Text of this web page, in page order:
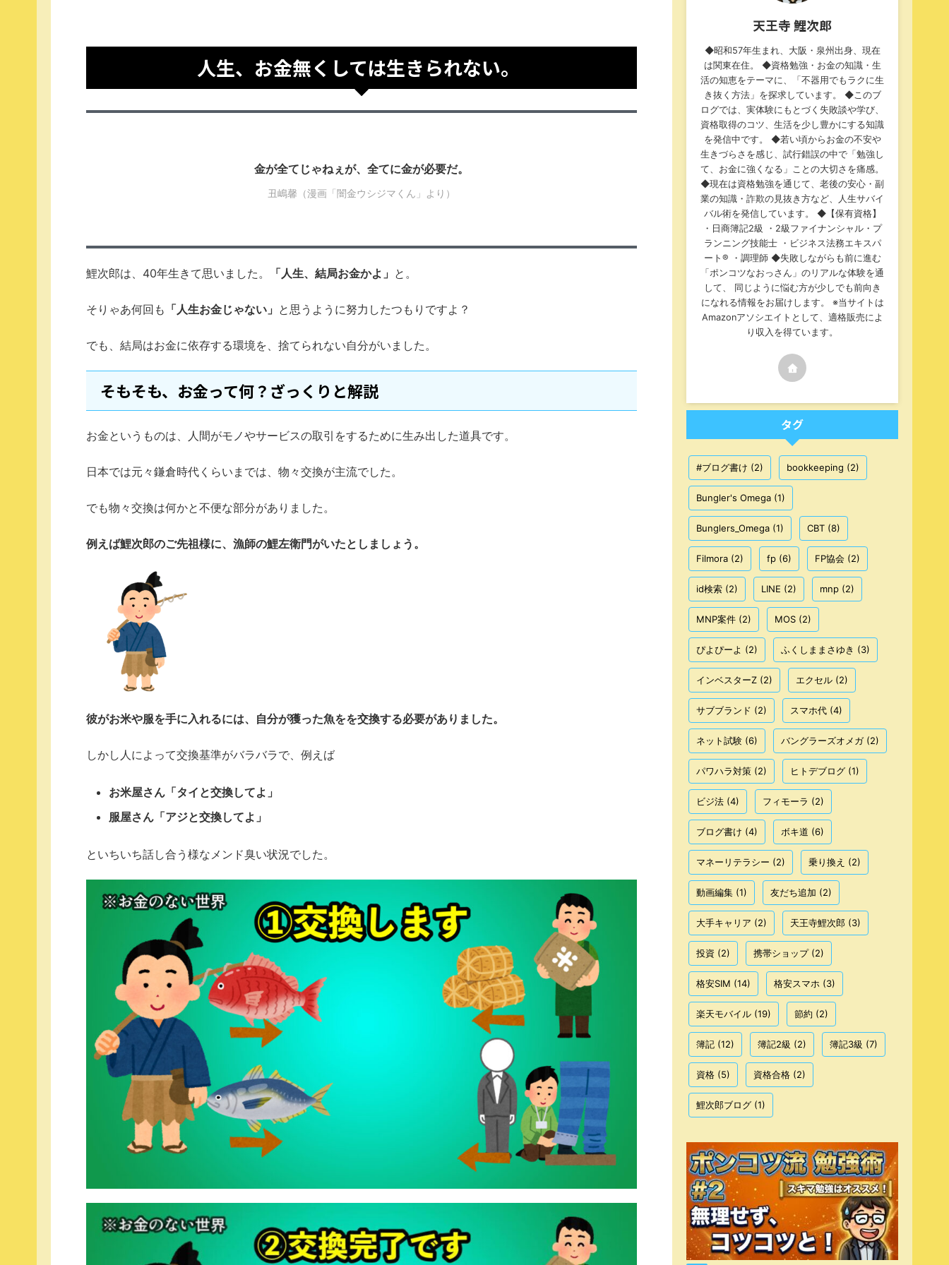
人生、お金無くしては生きられない。
金が全てじゃねぇが、全てに金が必要だ。
丑嶋馨（漫画「闇金ウシジマくん」より）
鯉次郎は、40年生きて思いました。 「人生、結局お金かよ」 と。
そりゃあ何回も 「人生お金じゃない」 と思うように努力したつもりですよ？
でも、結局はお金に依存する環境を、捨てられない自分がいました。
そもそも、お金って何？ざっくりと解説
お金というものは、人間がモノやサービスの取引をするために生み出した道具です。
日本では元々鎌倉時代くらいまでは、物々交換が主流でした。
でも物々交換は何かと不便な部分がありました。
例えば鯉次郎のご先祖様に、漁師の鯉左衛門がいたとしましょう。
彼がお米や服を手に入れるには、自分が獲った魚をを交換する必要がありました。
しかし人によって交換基準がバラバラで、例えば
お米屋さん「タイと交換してよ」
服屋さん「アジと交換してよ」
といちいち話し合う様なメンド臭い状況でした。
天王寺 鯉次郎
◆昭和57年生まれ、大阪・泉州出身、現在
は関東在住。 ◆資格勉強・お金の知識・生
活の知恵をテーマに、「不器用でもラクに生
き抜く方法」を探求しています。 ◆このブ
ログでは、実体験にもとづく失敗談や学び、
資格取得のコツ、生活を少し豊かにする知識
を発信中です。 ◆若い頃からお金の不安や
生きづらさを感じ、試行錯誤の中で「勉強し
て、お金に強くなる」ことの大切さを痛感。
◆現在は資格勉強を通じて、老後の安心・副
業の知識・詐欺の見抜き方など、人生サバイ
バル術を発信しています。 ◆【保有資格】
・日商簿記2級 ・2級ファイナンシャル・プ
ランニング技能士 ・ビジネス法務エキスパ
ート®︎ ・調理師 ◆失敗しながらも前に進む
「ポンコツなおっさん」のリアルな体験を通
して、 同じように悩む方が少しでも前向き
になれる情報をお届けします。 ※当サイトは
Amazonアソシエイトとして、適格販売によ
り収入を得ています。
タグ
#ブログ書け (2) bookkeeping (2)
Bungler's Omega (1)
Bunglers_Omega (1) CBT (8)
Filmora (2) fp (6) FP協会 (2)
id検索 (2) LINE (2) mnp (2)
MNP案件 (2) MOS (2)
ぴよぴーよ (2) ふくしままさゆき (3)
インベスターZ (2) エクセル (2)
サブブランド (2) スマホ代 (4)
ネット試験 (6) バングラーズオメガ(2)
パワハラ対策 (2) ヒトデブログ (1)
ビジ法 (4) フィモーラ (2)
ブログ書け (4) ボキ道 (6)
マネーリテラシー (2) 乗り換え (2)
動画編集 (1) 友だち追加 (2)
大手キャリア (2) 天王寺鯉次郎 (3)
投資 (2) 携帯ショップ(2)
格安SIM (14) 格安スマホ (3)
楽天モバイル (19) 節約 (2)
簿記 (12) 簿記2級 (2) 簿記3級 (7)
資格 (5) 資格合格 (2)
鯉次郎ブログ (1)